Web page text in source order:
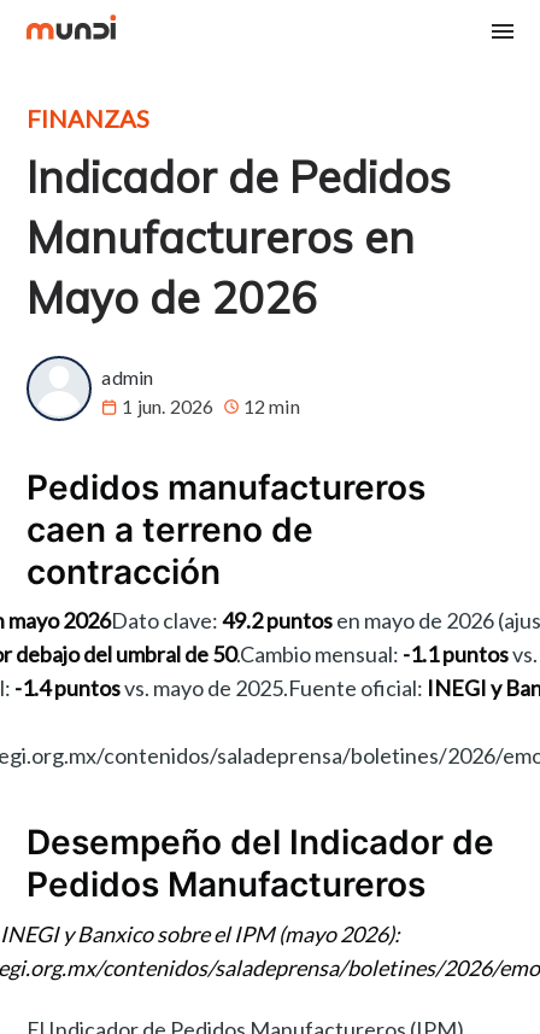
FINANZAS
Indicador de Pedidos
Manufactureros en
Mayo de 2026
admin
1 jun. 2026
12 min
Pedidos manufactureros
caen a terreno de
contracción
mayo 2026Dato clave:49.2 puntosen mayo de 2026
debajo del umbral de 50.Cambio mensual: -1.1 puntos
-1.4 puntosvs. mayo de 2025.Fuente oficial: INEGI y
contenidos/saladeprensa/boletines/2026/
Desempeño del Indicador de
Pedidos Manufactureros
y Banxico sobre el IPM (mayo 2026):
contenidos/saladeprensa/boletines/2026/